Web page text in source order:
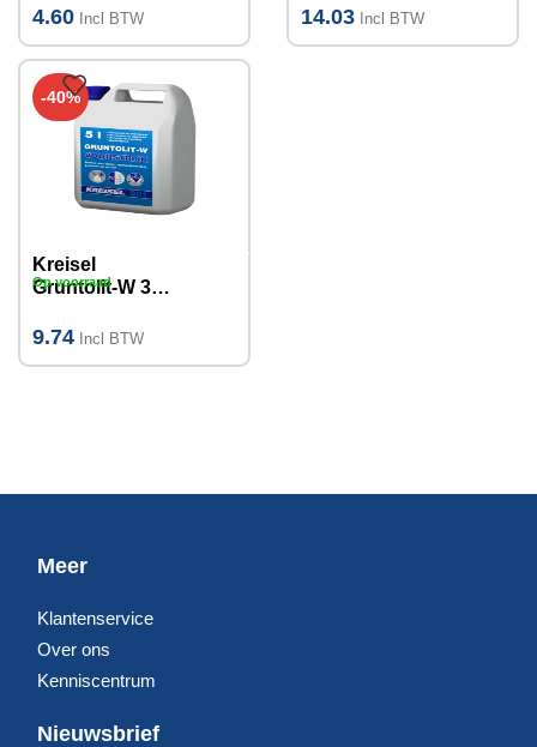
4.60 Incl BTW 14.03 Incl BTW
-40%
Kreisel
Gruntolit-W 301
9.74 Incl BTW
Op voorraad
Meer
Klantenservice
Over ons
Kenniscentrum
Nieuwsbrief